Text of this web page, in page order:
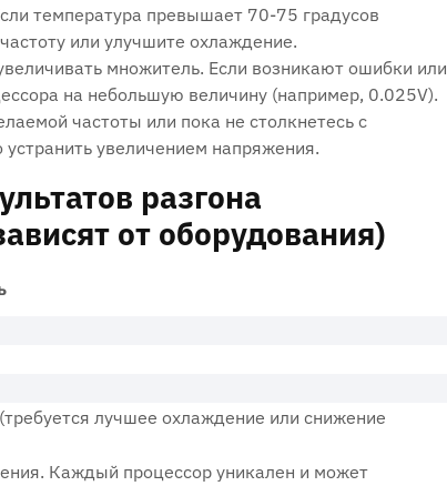
температура превышает 70-75 градусов
или улучшите охлаждение.
множитель. Если возникают ошибки или
на небольшую величину (например, 0.025V).
частоты или пока не столкнетесь с
увеличением напряжения.
разгона
от оборудования)
лучшее охлаждение или снижение
Каждый процессор уникален и может